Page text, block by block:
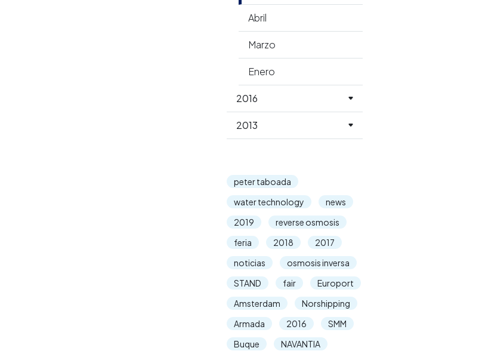
Abril
Marzo
Enero
2016
2013
peter taboada
water technology
news
2019
reverse osmosis
feria
2018
2017
noticias
osmosis inversa
STAND
fair
Europort
Amsterdam
Norshipping
Armada
2016
SMM
Buque
NAVANTIA